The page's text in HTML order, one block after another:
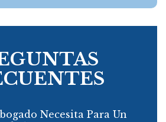
Necesita Para Un